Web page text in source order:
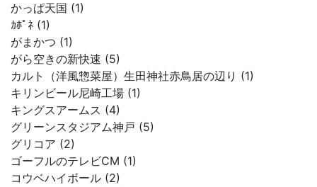
かっぱ天国 (1)
ｶﾎﾟﾈ (1)
がまかつ (1)
がら空きの新快速 (5)
カルト（洋風惣菜屋）生田神社赤鳥居の辺り (1)
キリンビール尼崎工場 (1)
キングスアームス (4)
グリーンスタジアム神戸 (5)
グリコア (2)
ゴーフルのテレビCM (1)
コウベハイボール (2)